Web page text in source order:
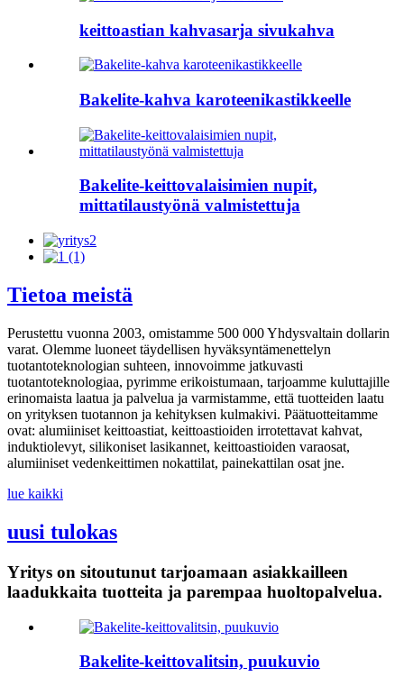
keittoastian kahvasarja sivukahva
Bakelite-kahva karoteenikastikkeelle
Bakelite-keittovalaisimien nupit,
mittatilaustyönä valmistettuja
Tietoa meistä
Perustettu vuonna 2003, omistamme 500 000 Yhdysvaltain dollarin
varat. Olemme luoneet täydellisen hyväksyntämenettelyn
tuotantoteknologian suhteen, innovoimme jatkuvasti
tuotantoteknologiaa, pyrimme erikoistumaan, tarjoamme kuluttajille
erinomaista laatua ja palvelua ja varmistamme, että tuotteiden laatu
on yrityksen tuotannon ja kehityksen kulmakivi. Päätuotteitamme
ovat: alumiiniset keittoastiat, keittoastioiden irrotettavat kahvat,
induktiolevyt, silikoniset lasikannet, keittoastioiden varaosat,
alumiiniset vedenkeittimen nokattilat, painekattilan osat jne.
lue kaikki
uusi tulokas
Yritys on sitoutunut tarjoamaan asiakkailleen
laadukkaita tuotteita ja parempaa huoltopalvelua.
Bakelite-keittovalitsin, puukuvio